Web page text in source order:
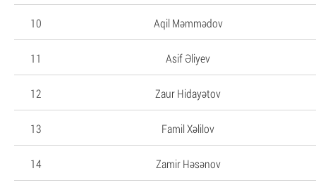
10 Aqil Məmmədov
11 Asif Əliyev
12 Zaur Hidayətov
13 Famil Xəlilov
14 Zamir Həsənov